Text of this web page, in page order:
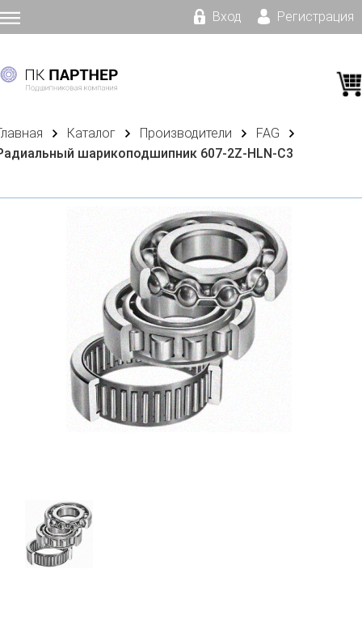
Вход Регистрация
Каталог Производители
FAG
шарикоподшипник 607-2Z-HLN-C3